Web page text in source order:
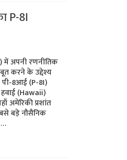
P-8I
में अपनी रणनीतिक
करने के उद्देश्य
8आई (P-8I)
(Hawaii)
अमेरिकी प्रशांत
बड़े नौसैनिक